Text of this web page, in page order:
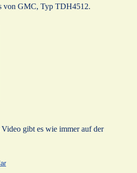
von GMC, Typ TDH4512.
gibt es wie immer auf der